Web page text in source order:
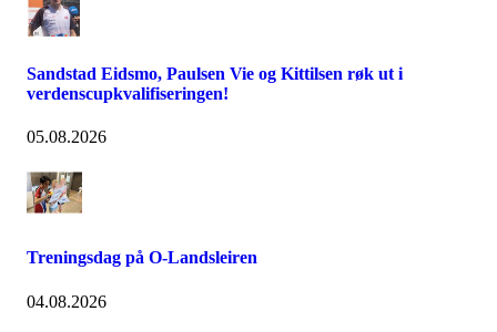
Sandstad Eidsmo, Paulsen Vie og Kittilsen røk ut i
verdenscupkvalifiseringen!
05.08.2026
Treningsdag på O-Landsleiren
04.08.2026